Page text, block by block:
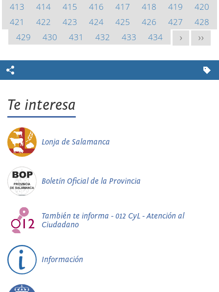
413
414 415 416 417 418 419
420
421
422 423 424 425 426 427
428
429
430 431 432 433 434 > >>
Te interesa
Lonja de Salamanca
Boletín Oficial de la Provincia
También te informa - 012 CyL - Atención al
Ciudadano
Información